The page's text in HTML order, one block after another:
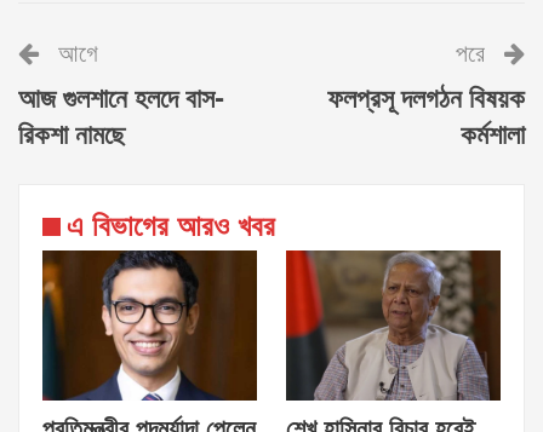
আগে
আজ গুলশানে হলদে বাস-
রিকশা নামছে
পরে
ফলপ্রসূ দলগঠন বিষয়ক
কর্মশালা
এ বিভাগের আরও খবর